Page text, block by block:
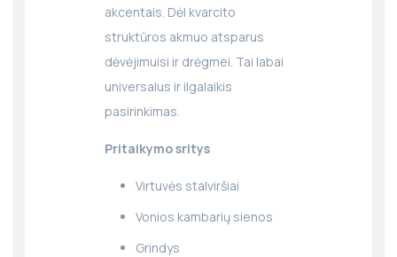
akcentais. Dėl kvarcito
struktūros akmuo atsparus
dėvėjimuisi ir drėgmei. Tai labai
universalus ir ilgalaikis
pasirinkimas.
Pritaikymo sritys
Virtuvės stalviršiai
Vonios kambarių sienos
Grindys